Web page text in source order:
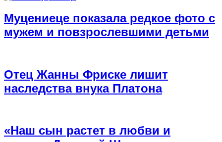
Муцениеце показала редкое фото с
мужем и повзрослевшими детьми
Отец Жанны Фриске лишит
наследства внука Платона
«Наш сын растет в любви и